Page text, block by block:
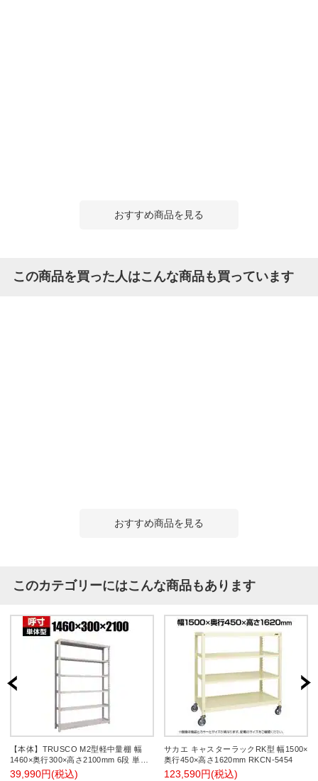
おすすめ商品を見る
この商品を買った人はこんな商品も買っています
おすすめ商品を見る
このカテゴリーにはこんな商品もあります
【本体】TRUSCO M2型軽中量棚 幅
1460×奥行300×高さ2100mm 6段 単体
ネオグレー 506-8631
39,990円(税込)
サカエ キャスターラックRK型 幅1500×
奥行450×高さ1620mm RKCN-5454
123,590円(税込)